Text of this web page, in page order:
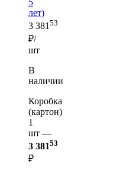
5
лет)
3 38153
₽/
шт
В
наличии
Коробка
(картон)
1
шт —
3 38153
₽